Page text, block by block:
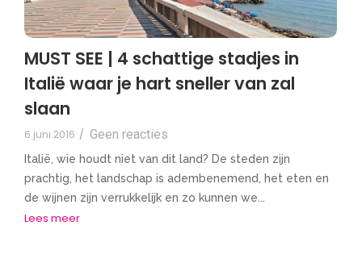
MUST SEE | 4 schattige stadjes in
Italië waar je hart sneller van zal
slaan
6 juni 2016 / Geen reacties
Italië, wie houdt niet van dit land? De steden zijn
prachtig, het landschap is adembenemend, het eten en
de wijnen zijn verrukkelijk en zo kunnen we...
Lees meer